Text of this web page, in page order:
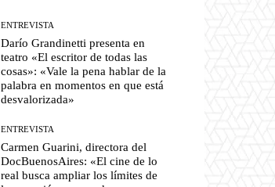
ENTREVISTA
Darío Grandinetti presenta en
teatro «El escritor de todas las
cosas»: «Vale la pena hablar de la
palabra en momentos en que está
desvalorizada»
ENTREVISTA
Carmen Guarini, directora del
DocBuenosAires: «El cine de lo
real busca ampliar los límites de